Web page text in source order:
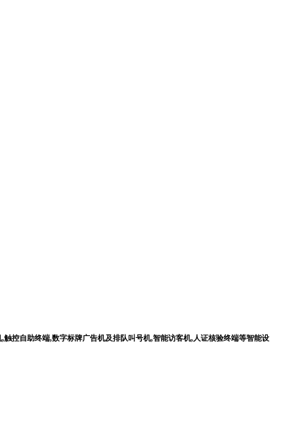
控自助终端,数字标牌广告机及排队叫号机,智能访客机,人证核验终端等智能设